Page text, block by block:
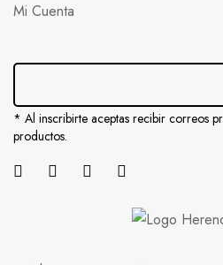
Mi Cuenta
* Al inscribirte aceptas recibir correos
productos.